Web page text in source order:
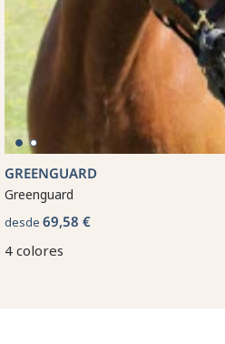
GREENGUARD
Greenguard
desde 69,58 €
4 colores